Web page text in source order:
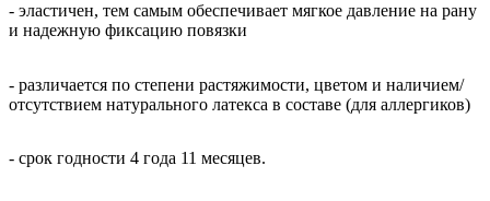
- эластичен, тем самым обеспечивает мягкое давление на рану
и надежную фиксацию повязки
- различается по степени растяжимости, цветом и наличием/
отсутствием натурального латекса в составе (для аллергиков)
- срок годности 4 года 11 месяцев.